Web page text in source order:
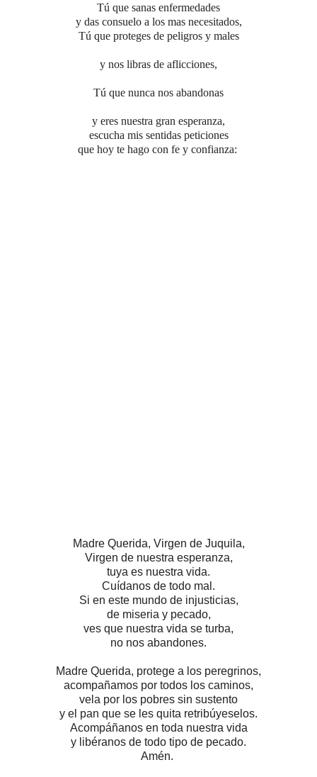
Tú que sanas enfermedades
y das consuelo a los mas necesitados,
Tú que proteges de peligros y males
y nos libras de aflicciones,
Tú que nunca nos abandonas
y eres nuestra gran esperanza,
escucha mis sentidas peticiones
que hoy te hago con fe y confianza:
Madre Querida, Virgen de Juquila,
Virgen de nuestra esperanza,
tuya es nuestra vida.
Cuídanos de todo mal.
Si en este mundo de injusticias,
de miseria y pecado,
ves que nuestra vida se turba,
no nos abandones.
Madre Querida, protege a los peregrinos,
acompañamos por todos los caminos,
vela por los pobres sin sustento
y el pan que se les quita retribúyeselos.
Acompáñanos en toda nuestra vida
y libéranos de todo tipo de pecado.
Amén.